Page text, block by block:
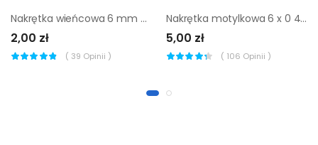
Nakrętka wieńcowa 6 mm 8 szt. Standers
2,00 zł
( 39 Opinii )
Nakrętka motylkowa 6 x 0 4 szt. Standers
5,00 zł
( 106 Opinii )